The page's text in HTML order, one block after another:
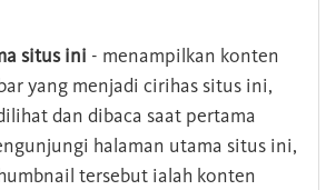
situs ini - menampilkan konten
yang menjadi cirihas situs ini,
dan dibaca saat pertama
halaman utama situs ini,
tersebut ialah konten